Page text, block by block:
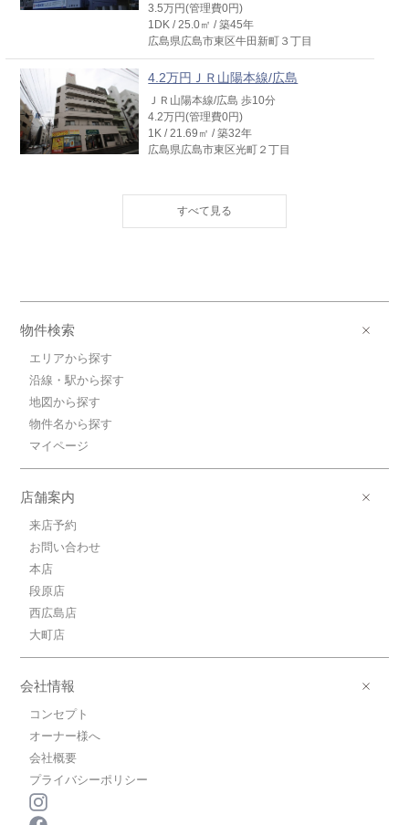
3.5万円(管理費0円)
1DK / 25.0㎡ / 築45年
広島県広島市東区牛田新町３丁目
4.2万円ＪＲ山陽本線/広島
ＪＲ山陽本線/広島 歩10分
4.2万円(管理費0円)
1K / 21.69㎡ / 築32年
広島県広島市東区光町２丁目
ＪＲ山陽本線/広島 歩10分
4.2万円(管理費0円)
広島県広島市東区牛田新町３丁目
物件検索
エリアから探す
沿線・駅から探す
地図から探す
物件名から探す
マイページ
店舗案内
来店予約
お問い合わせ
本店
段原店
西広島店
大町店
会社情報
コンセプト
オーナー様へ
会社概要
プライバシーポリシー